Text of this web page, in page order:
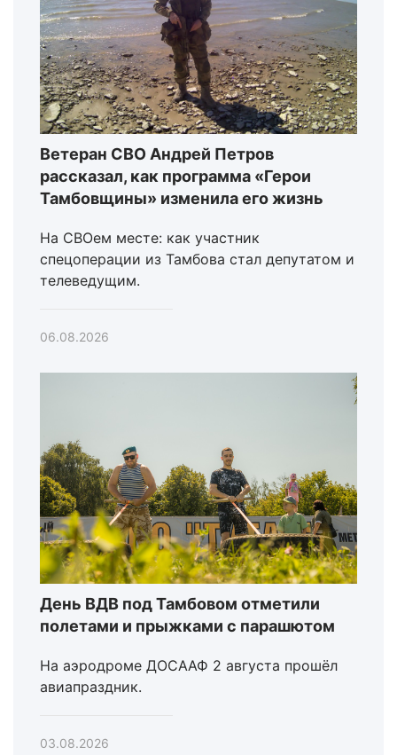
Ветеран СВО Андрей Петров
рассказал, как программа «Герои
Тамбовщины» изменила его жизнь
На СВОем месте: как участник
спецоперации из Тамбова стал депутатом и
телеведущим.
06.08.2026
День ВДВ под Тамбовом отметили
полетами и прыжками с парашютом
На аэродроме ДОСААФ 2 августа прошёл
авиапраздник.
03.08.2026